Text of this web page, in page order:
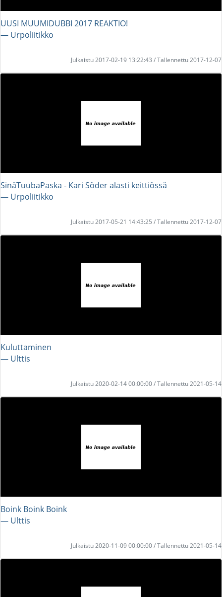
UUSI MUUMIDUBBI 2017 REAKTIO!
― Urpoliitikko
Julkaistu 2017-02-19 13:22:43 / Tallennettu 2017-12-07
SinäTuubaPaska - Kari Söder alasti keittiössä
― Urpoliitikko
Julkaistu 2017-05-21 14:43:25 / Tallennettu 2017-12-07
Kuluttaminen
― Ulttis
Julkaistu 2020-02-14 00:00:00 / Tallennettu 2021-05-14
Boink Boink Boink
― Ulttis
Julkaistu 2020-11-09 00:00:00 / Tallennettu 2021-05-14